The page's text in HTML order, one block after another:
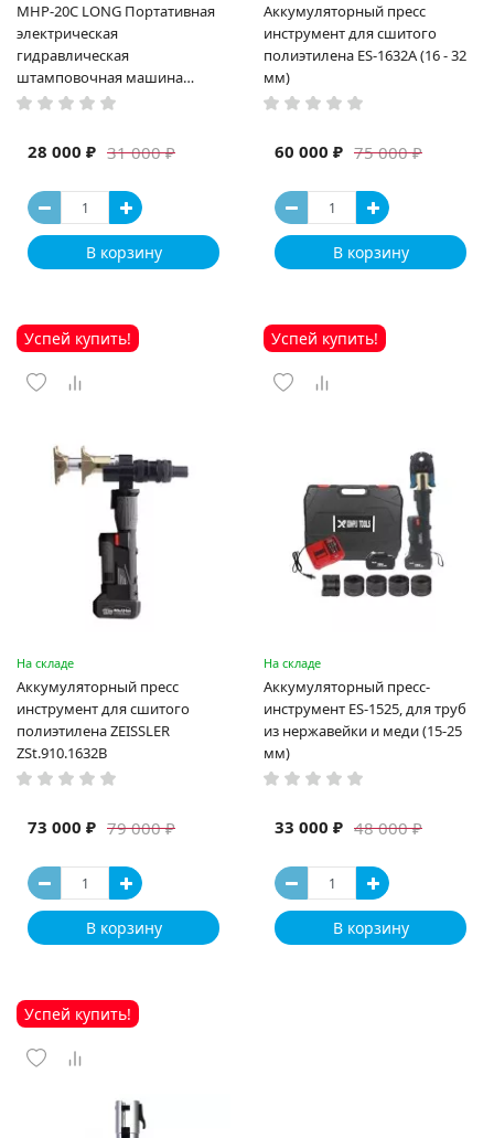
MHP-20C LONG Портативная
электрическая
гидравлическая
штамповочная машина
высокая мощность и мощный
машина
31 000 ₽
28 000 ₽
В корзину
Аккумуляторный пресс
инструмент для сшитого
полиэтилена ES-1632A (16 - 32
мм)
75 000 ₽
60 000 ₽
В корзину
Успей купить!
На складе
Аккумуляторный пресс
инструмент для сшитого
полиэтилена ZEISSLER
ZSt.910.1632B
79 000 ₽
73 000 ₽
В корзину
Успей купить!
На складе
Аккумуляторный пресс-
инструмент ES-1525, для труб
из нержавейки и меди (15-25
мм)
48 000 ₽
33 000 ₽
В корзину
Успей купить!